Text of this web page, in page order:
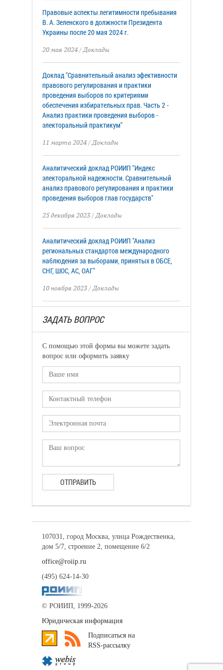
Правовые аспекты легитимности пребывания
В. А. Зеленского в должности Президента
Украины после 20 мая 2024 г.
20 мая 2024 /Доклады
Доклад "Сравнительный анализ эфективности
правового регулирования и практики
проведения выборов по критериями
обеспечения избирательных прав. Часть 2 -
Анализ практики проведения выборов -
электоральный практикум"
11 марта 2024 /Доклады
Аналитический доклад РОИИП "Индекс
электоральной надежности. Сравнительный
анализ правового регулирования и практики
проведения выборов глав государств"
25 декабря 2023 /Доклады
Аналитический доклад РОИИП "Анализ
региональных стандартов международного
наблюдения за выборами, принятых в ОБСЕ,
СНГ, ШОС, АС, ОАГ"
10 ноября 2023 /Доклады
ЗАДАТЬ ВОПРОС
С помощью этой формы вы можете задать
вопрос или оформить заявку
ОТПРАВИТЬ
107031, город Москва, улица Рождественка,
дом 5/7, строение 2, помещение 6/2
office@roiip.ru
(495) 624-14-30
© РОИИП, 1999-2026
Юридическая информация
Подписаться на
RSS-рассылку